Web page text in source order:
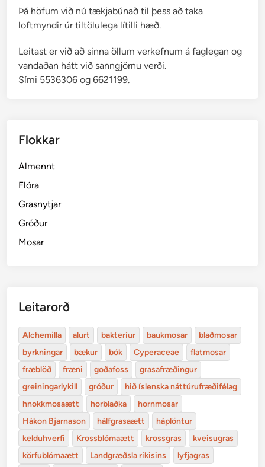
Þá höfum við nú tækjabúnað til þess að taka
loftmyndir úr tiltölulega lítilli hæð.
Leitast er við að sinna öllum verkefnum á faglegan og
vandaðan hátt við sanngjörnu verði.
Sími 5536306 og 6621199.
Flokkar
Almennt
Flóra
Grasnytjar
Gróður
Mosar
Leitarorð
Alchemilla alurt bakteríur baukmosar
blaðmosar
byrkningar
bækur bók Cyperaceae
flatmosar
fræblöð
fræni goðafoss
grasafræðingur
greiningarlykill
gróður
hið íslenska náttúrufræðifélag
hnokkmosaætt
horblaðka
hornmosar
Hákon Bjarnason
hálfgrasaætt
háplöntur
kelduhverfi
Krossblómaætt krossgras
kveisugras
körfublómaætt
Landgræðsla ríkisins lyfjagras